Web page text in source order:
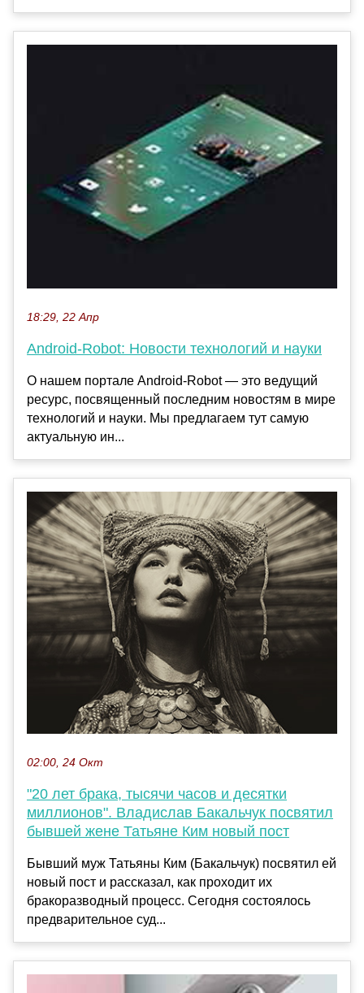
18:29, 22 Апр
Android-Robot: Новости технологий и науки
О нашем портале Android-Robot — это ведущий
ресурс, посвященный последним новостям в мире
технологий и науки. Мы предлагаем тут самую
актуальную ин...
02:00, 24 Окт
"20 лет брака, тысячи часов и десятки
миллионов". Владислав Бакальчук посвятил
бывшей жене Татьяне Ким новый пост
Бывший муж Татьяны Ким (Бакальчук) посвятил ей
новый пост и рассказал, как проходит их
бракоразводный процесс. Сегодня состоялось
предварительное суд...